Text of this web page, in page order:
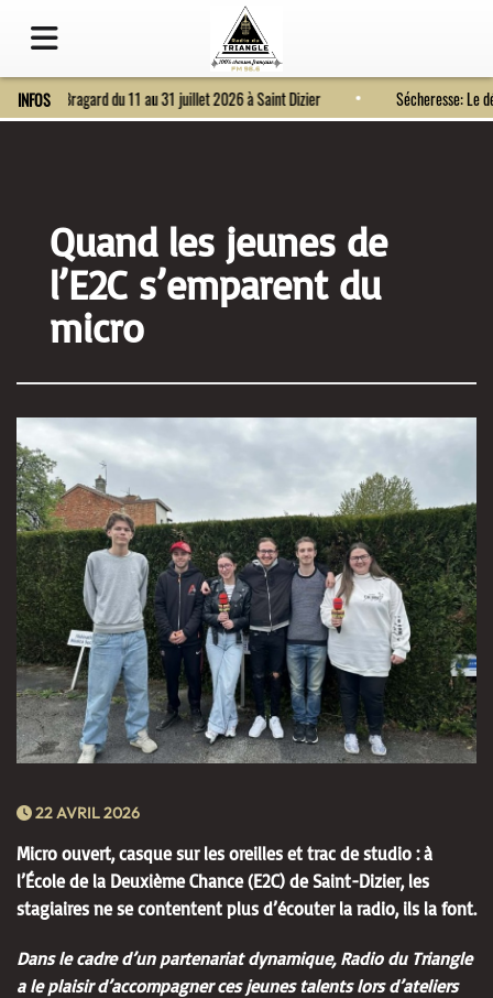
INFOS Fort Bragard du 11 au 31 juillet 2026 à Saint Dizier Sécheresse:
Quand les jeunes de
l’E2C s’emparent du
micro
22 AVRIL 2026
Micro ouvert, casque sur les oreilles et trac de studio : à
l’École de la Deuxième Chance (E2C) de Saint-Dizier, les
stagiaires ne se contentent plus d’écouter la radio, ils la font.
Dans le cadre d’un partenariat dynamique, Radio du Triangle
a le plaisir d’accompagner ces jeunes talents lors d’ateliers